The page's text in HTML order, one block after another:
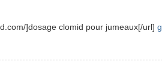
]dosage clomid pour jumeaux[/url]